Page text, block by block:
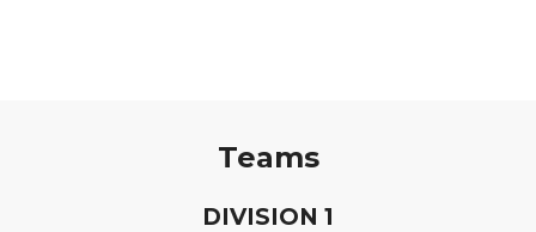
Teams
DIVISION 1